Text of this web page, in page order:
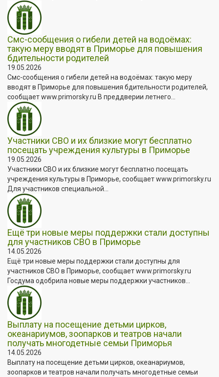
Смс-сообщения о гибели детей на водоёмах:
такую меру вводят в Приморье для повышения
бдительности родителей
19.05.2026
Смс-сообщения о гибели детей на водоёмах: такую меру
вводят в Приморье для повышения бдительности родителей,
сообщает www.primorsky.ru В преддверии летнего...
Участники СВО и их близкие могут бесплатно
посещать учреждения культуры в Приморье
19.05.2026
Участники СВО и их близкие могут бесплатно посещать
учреждения культуры в Приморье, сообщает www.primorsky.ru
Для участников специальной...
Ещё три новые меры поддержки стали доступны
для участников СВО в Приморье
14.05.2026
Ещё три новые меры поддержки стали доступны для
участников СВО в Приморье, сообщает www.primorsky.ru
Госдума одобрила новые меры поддержки участников...
Выплату на посещение детьми цирков,
океанариумов, зоопарков и театров начали
получать многодетные семьи Приморья
14.05.2026
Выплату на посещение детьми цирков, океанариумов,
зоопарков и театров начали получать многодетные семьи